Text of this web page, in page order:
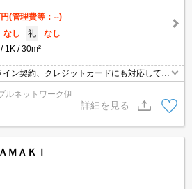
(管理費等：--)
なし 礼
なし
1K 30m²
ン契約、クレジットカードにも対応してお
能ですのでお気軽にお問い合わせ下さい！
ルネットワーク伊
詳細を見る
ＭＡＫＩ